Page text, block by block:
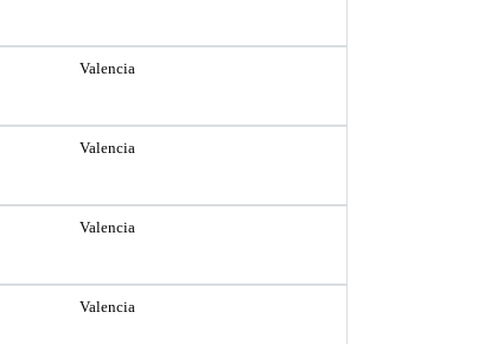
Valencia
Valencia
Valencia
Valencia